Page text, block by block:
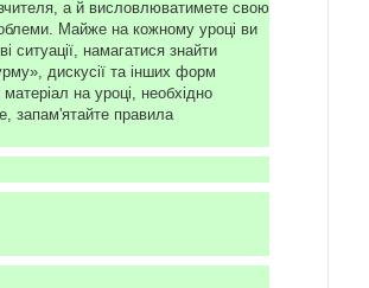
а й висловлюватимете свою
Майже на кожному уроці ви
ситуації, намагатися знайти
дискусії та інших форм
на уроці, необхідно
запам'ятайте правила